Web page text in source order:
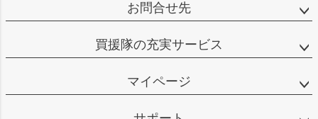
お問合せ先
買援隊の充実サービス
マイページ